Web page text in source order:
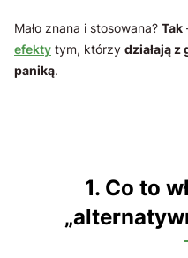
Mało znana i stosowana? Tak
efekty tym, którzy działają z
paniką.
1. Co to właściwie jest